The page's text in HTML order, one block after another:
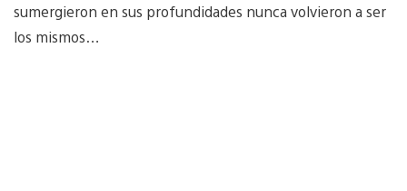
sumergieron en sus profundidades nunca volvieron a ser
los mismos…